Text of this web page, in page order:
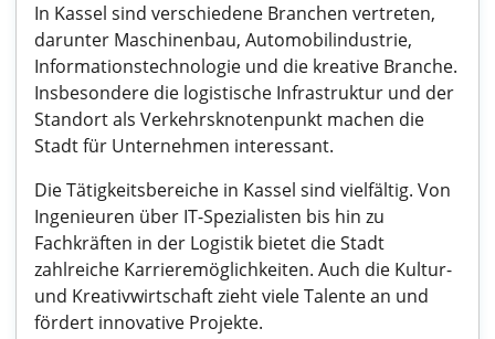
In Kassel sind verschiedene Branchen vertreten,
darunter Maschinenbau, Automobilindustrie,
Informationstechnologie und die kreative Branche.
Insbesondere die logistische Infrastruktur und der
Standort als Verkehrsknotenpunkt machen die
Stadt für Unternehmen interessant.
Die Tätigkeitsbereiche in Kassel sind vielfältig. Von
Ingenieuren über IT-Spezialisten bis hin zu
Fachkräften in der Logistik bietet die Stadt
zahlreiche Karrieremöglichkeiten. Auch die Kultur-
und Kreativwirtschaft zieht viele Talente an und
fördert innovative Projekte.